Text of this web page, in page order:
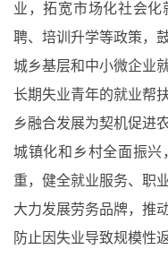
业，拓宽市场化社会
聘、培训升学等政策，
城乡基层和中小微企业
长期失业青年的就业帮
乡融合发展为契机促进
城镇化和乡村全面振
重，健全就业服务、职
大力发展劳务品牌，推
防止因失业导致规模性